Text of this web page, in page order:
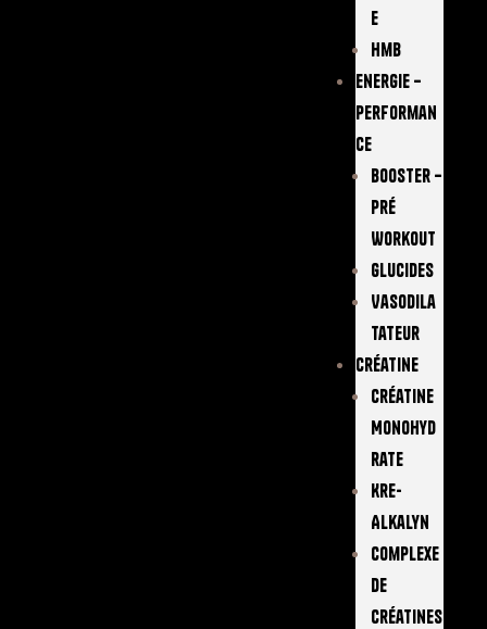
E
Hmb
Energie –
Performan
Ce
Booster –
Pré
Workout
Glucides
Vasodila
Tateur
Créatine
Créatine
Monohyd
Rate
Kre-
Alkalyn
Complexe
De
Créatines